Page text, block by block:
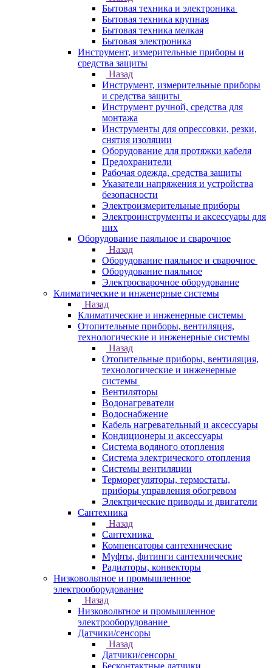
Бытовая техника и электроника
Бытовая техника крупная
Бытовая техника мелкая
Бытовая электроника
Инструмент, измерительные приборы и
средства защиты
Назад
Инструмент, измерительные приборы
и средства защиты
Инструмент ручной, средства для
монтажа
Инструменты для опрессовки, резки,
снятия изоляции
Оборудование для протяжки кабеля
Предохранители
Рабочая одежда, средства защиты
Указатели напряжения и устройства
безопасности
Электроизмерительные приборы
Электроинструменты и аксессуары для
них
Оборудование паяльное и сварочное
Назад
Оборудование паяльное и сварочное
Оборудование паяльное
Электросварочное оборудование
Климатические и инженерные системы
Назад
Климатические и инженерные системы
Отопительные приборы, вентиляция,
технологические и инженерные системы
Назад
Отопительные приборы, вентиляция,
технологические и инженерные
системы
Вентиляторы
Водонагреватели
Водоснабжение
Кабель нагревательный и аксессуары
Кондиционеры и аксессуары
Система водяного отопления
Система электрического отопления
Системы вентиляции
Терморегуляторы, термостаты,
приборы управления обогревом
Электрические приводы и двигатели
Сантехника
Назад
Сантехника
Компенсаторы сантехнические
Муфты, фитинги сантехнические
Радиаторы, конвекторы
Низковольтное и промышленное
электрооборудование
Назад
Низковольтное и промышленное
электрооборудование
Датчики/сенсоры
Назад
Датчики/сенсоры
Бесконтактные датчики